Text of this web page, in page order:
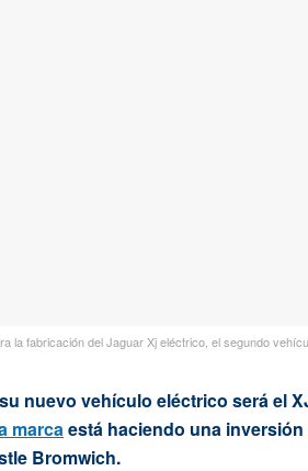
la fabricación del Jaguar Xj eléctrico, el segundo
nuevo vehículo eléctrico será el
marca está haciendo una
Bromwich.